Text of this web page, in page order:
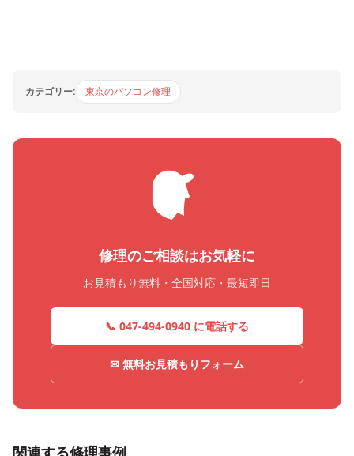
カテゴリー: 東京のパソコン修理
修理のご相談はお気軽に
お見積もり無料・全国対応・最短即日
📞 047-494-0940 に電話する
✉ 無料お見積もりフォーム
関連する修理事例